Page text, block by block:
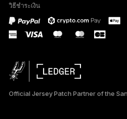
PORTUGUÊS
ESPAÑOL
简体中文
วิธีชำระเงิน
Official Jersey Patch Partner of the